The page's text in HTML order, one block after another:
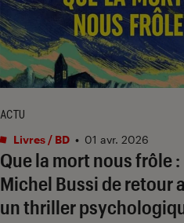
Que la mort nous frôle:
Michel Bussi de retour
un thriller
ACTU
Livres / BD • 01 avr. 2026